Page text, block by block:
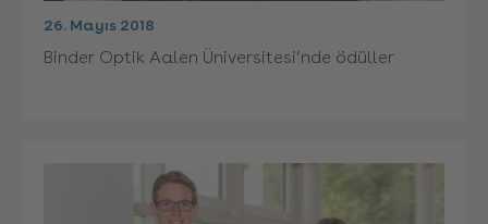
26. Mayıs 2018
Binder Optik Aalen Üniversitesi’nde ödüller